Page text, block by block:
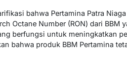
bahwa Pertamina Patra
Octane Number (RON) dari BBM
berfungsi untuk meningkatkan
bahwa produk BBM Pertamina